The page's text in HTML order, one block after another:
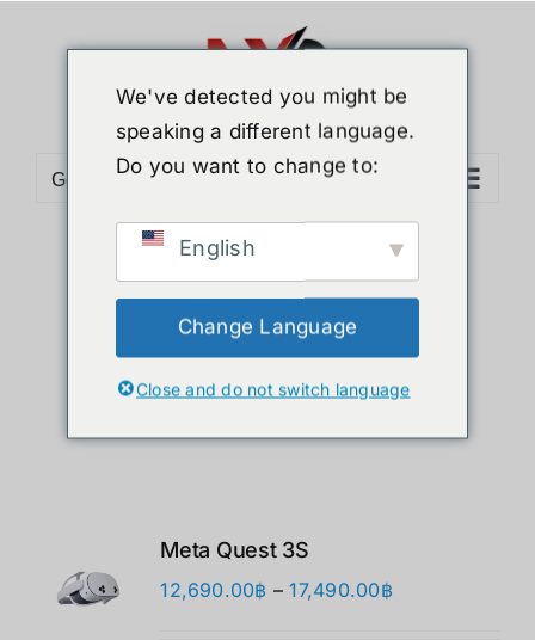
Go to...
Sort byDate
12 Products
Meta Quest 3S
12,690.00฿ –17,490.00฿価
We've detected you might be
speaking a different language.
Do you want to change to:
English
Change Language
Close and do not switch language